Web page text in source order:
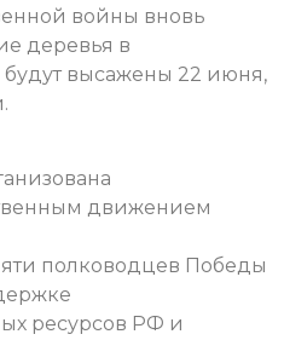
войны вновь
деревья в
будут высажены 22 июня,
движением
полководцев Победы
ресурсов РФ и